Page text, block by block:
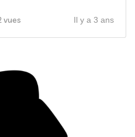
vues Il y a 3 ans